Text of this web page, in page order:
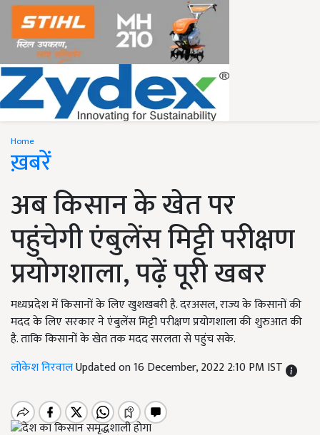
Home
ख़बरें
अब किसान के खेत पर
पहुंचेगी एंबुलेंस मिट्टी परीक्षण
प्रयोगशाला, पढ़ें पूरी खबर
मध्यप्रदेश में किसानों के लिए खुशखबरी है. दरअसल, राज्य के किसानों की
मदद के लिए सरकार ने एंबुलेंस मिट्टी परीक्षण प्रयोगशाला की शुरुआत की
है. ताकि किसानों के खेत तक मदद सरलता से पहुंच सके.
लोकेश निरवालUpdated on 16 December, 2022 2:10 PM IST